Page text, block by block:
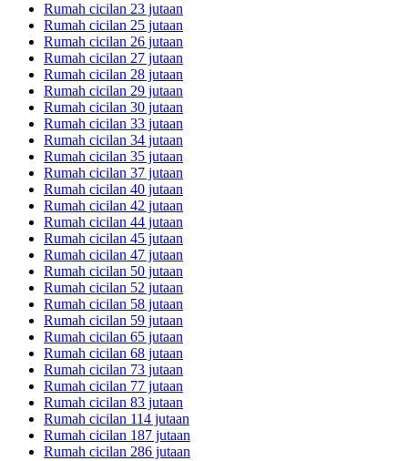
Rumah cicilan 23 jutaan
Rumah cicilan 25 jutaan
Rumah cicilan 26 jutaan
Rumah cicilan 27 jutaan
Rumah cicilan 28 jutaan
Rumah cicilan 29 jutaan
Rumah cicilan 30 jutaan
Rumah cicilan 33 jutaan
Rumah cicilan 34 jutaan
Rumah cicilan 35 jutaan
Rumah cicilan 37 jutaan
Rumah cicilan 40 jutaan
Rumah cicilan 42 jutaan
Rumah cicilan 44 jutaan
Rumah cicilan 45 jutaan
Rumah cicilan 47 jutaan
Rumah cicilan 50 jutaan
Rumah cicilan 52 jutaan
Rumah cicilan 58 jutaan
Rumah cicilan 59 jutaan
Rumah cicilan 65 jutaan
Rumah cicilan 68 jutaan
Rumah cicilan 73 jutaan
Rumah cicilan 77 jutaan
Rumah cicilan 83 jutaan
Rumah cicilan 114 jutaan
Rumah cicilan 187 jutaan
Rumah cicilan 286 jutaan